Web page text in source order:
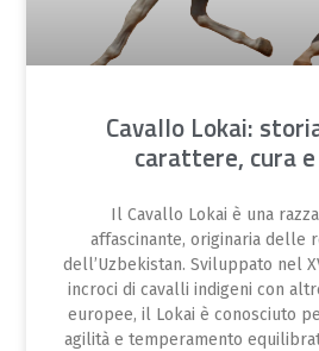
Cavallo Lokai:
carattere, cura
Il Cavallo Lokai è una
affascinante, originaria delle
dell’Uzbekistan. Sviluppato nel
incroci di cavalli indigeni con
europee, il Lokai è conosciuto
agilità e temperamento